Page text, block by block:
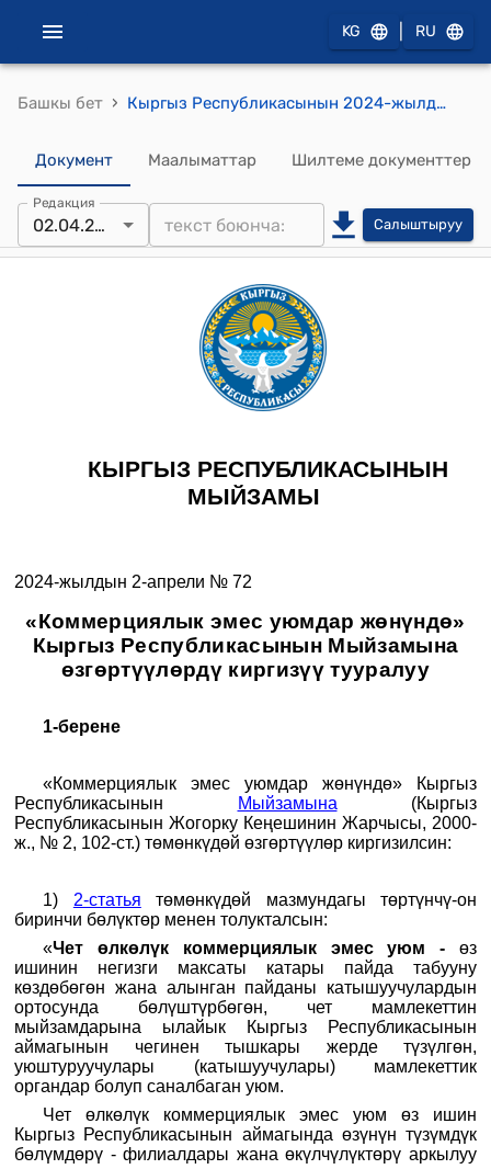
KG RU
Башкы бет › Кыргыз Республикасынын 2024-жылдын 2-апрелиндеги № 72 "Коммерциялык эмес уюмдар жөнүндө" Кыргыз Республикасынын Мыйзамына өзгөртүүлөрдү киргизүү тууралуу" Мыйзамы
Документ Маалыматтар Шилтеме документтер
Редакция
02.04.2024 Салыштыруу